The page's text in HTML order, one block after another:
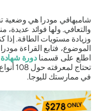
شامبهافي مودراهي وضعية
والتعافي. ولها فوائد عديدة،
وزيادة مستويات الطاقة.
الموضوع، فتابع القراءةمودرا
اطلع على قسمنادورة شهادة
تحتاج لمعرفته حول 108 أنواع مختلفة
في ممارستك لليوجا.